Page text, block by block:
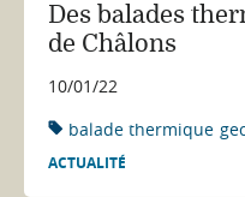
Des balades
de Châlons
10/01/22
balade thermique
ACTUALITÉ